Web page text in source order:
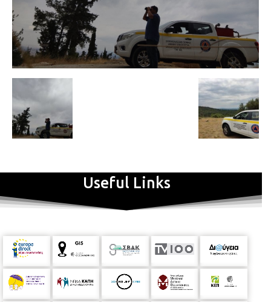
Useful Links